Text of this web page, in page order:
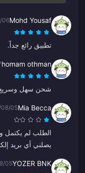
Mohd Yousaf
06
تطبيق رائع جداً.
homam othman
شحن سهل
Mia Becca
08/05
الطلب لم يكتمل
يصلني أي بريد
بالتحدث باللغة
YOZER BNK
05